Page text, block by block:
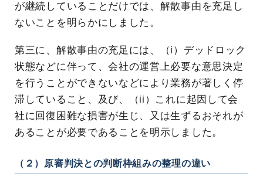
が継続していることだけでは、解散事由を充足し
ないことを明らかにしました。
第三に、解散事由の充足には、（i）デッドロック
状態などに伴って、会社の運営上必要な意思決定
を行うことができないなどにより業務が著しく停
滞していること、及び、（ii）これに起因して会
社に回復困難な損害が生じ、又は生ずるおそれが
あることが必要であることを明示しました。
（２）原審判決との判断枠組みの整理の違い